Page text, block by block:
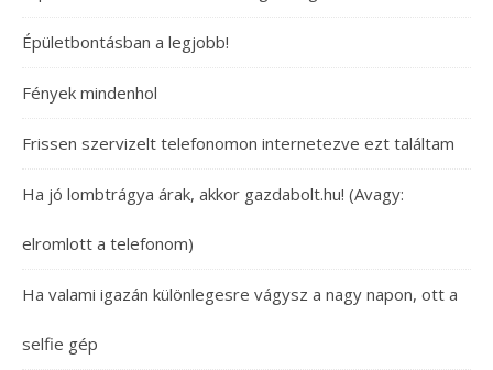
Épületbontásban a legjobb!
Fények mindenhol
Frissen szervizelt telefonomon internetezve ezt találtam
Ha jó lombtrágya árak, akkor gazdabolt.hu! (Avagy:
elromlott a telefonom)
Ha valami igazán különlegesre vágysz a nagy napon, ott a
selfie gép